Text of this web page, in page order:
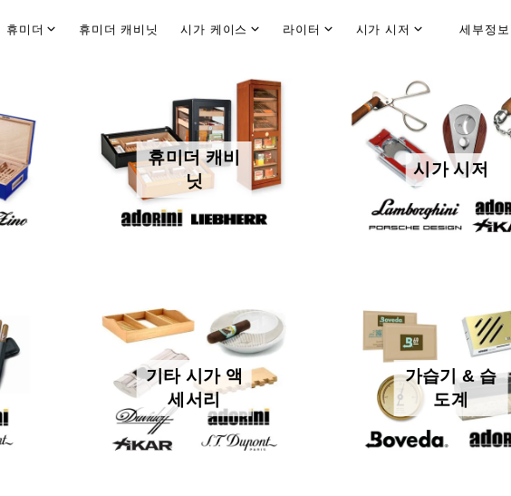
휴미더 휴미더 캐비닛 시가 케이스 라이터 시가 시저 세부정보
휴미더 캐비
닛
시가 시저
기타 시가 액
세서리
가습기 & 습
도계